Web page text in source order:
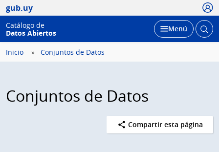
gub.uy
Catálogo de
Datos Abiertos
Desplegar
Menú Abrir
Inicio Conjuntos de Datos
Conjuntos de Datos
Compartir esta página